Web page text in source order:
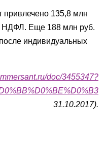
привлечено 135,8 млн
НДФЛ. Еще 188 млн руб.
индивидуальных
doc/3455347?
31.10.2017).